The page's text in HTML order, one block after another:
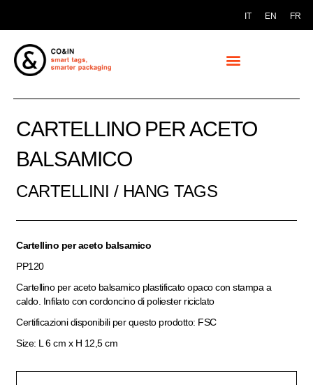
IT EN FR
CARTELLINO PER ACETO
BALSAMICO
CARTELLINI / HANG TAGS
Cartellino per aceto balsamico
PP120
Cartellino per aceto balsamico plastificato opaco con stampa a
caldo. Infilato con cordoncino di poliester riciclato
Certificazioni disponibili per questo prodotto: FSC
Size: L 6 cm x H 12,5 cm